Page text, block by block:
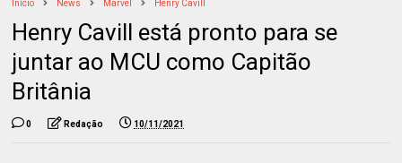
Início News Marvel Henry Cavill
Henry Cavill está pronto para se
juntar ao MCU como Capitão
Britânia
0 Redação 10/11/2021